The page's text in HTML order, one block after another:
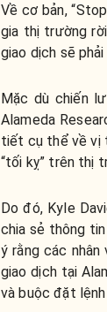
Về cơ bản,
gia thị trường
giao dịch sẽ
Mặc dù chiến
Alameda
tiết cụ thể về vị
“tối kỵ” trên thị
Do đó, Kyle
chia sẻ thông tin
ý rằng các
giao dịch tại
và buộc đặt